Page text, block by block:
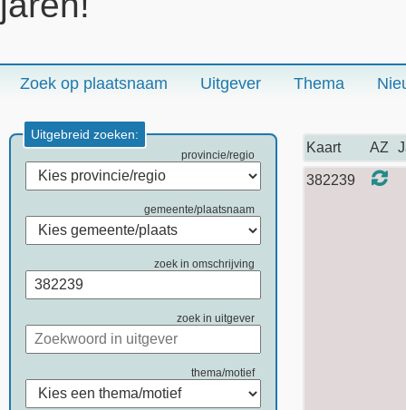
Zoek op plaatsnaam Uitgever Thema
Uitgebreid zoeken:
provincie/regio
gemeente/plaatsnaam
zoek in omschrijving
zoek in uitgever
thema/motief
Kaart AZ
382239